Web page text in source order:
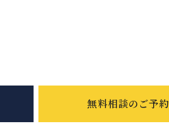
無料相談のご予約